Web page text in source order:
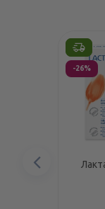
Етикети
-26%